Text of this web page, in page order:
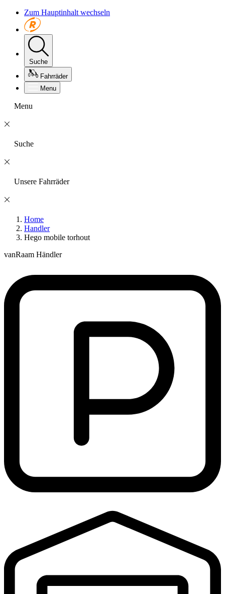
Zum Hauptinhalt wechseln
Suche
Fahrräder
Menu
Menu
Suche
Unsere Fahrräder
Home
Handler
Hego mobile torhout
vanRaam Händler